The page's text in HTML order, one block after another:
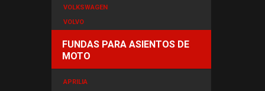
VOLKSWAGEN
VOLVO
FUNDAS PARA ASIENTOS DE
MOTO
APRILIA